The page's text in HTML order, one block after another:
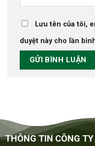
Lưu tên của tôi,
duyệt này cho lần
THÔNG TIN CÔNG TY